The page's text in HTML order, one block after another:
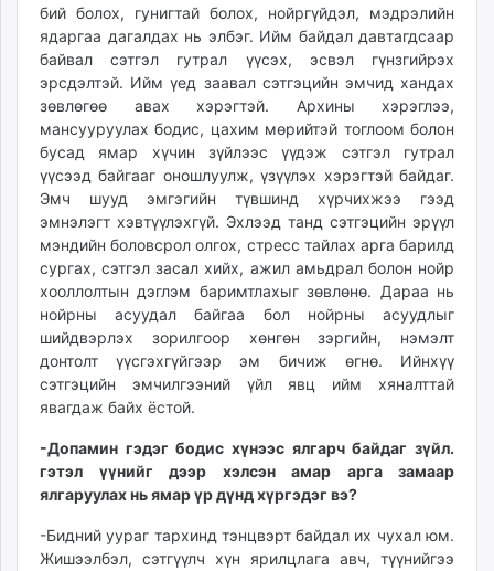
бий болох, гунигтай болох, нойргүйдэл, мэдрэлийн
ядаргаа дагалдах нь элбэг. Ийм байдал давтагдсаар
байвал сэтгэл гутрал үүсэх, эсвэл гүнзгийрэх
эрсдэлтэй. Ийм үед заавал сэтгэцийн эмчид хандах
зөвлөгөө авах хэрэгтэй. Архины хэрэглээ,
мансууруулах бодис, цахим мөрийтэй тоглоом болон
бусад ямар хүчин зүйлээс үүдэж сэтгэл гутрал
үүсээд байгааг оношлуулж, үзүүлэх хэрэгтэй байдаг.
Эмч шууд эмгэгийн түвшинд хүрчихжээ гээд
эмнэлэгт хэвтүүлэхгүй. Эхлээд танд сэтгэцийн эрүүл
мэндийн боловсрол олгох, стресс тайлах арга барилд
сургах, сэтгэл засал хийх, ажил амьдрал болон нойр
хооллолтын дэглэм баримтлахыг зөвлөнө. Дараа нь
нойрны асуудал байгаа бол нойрны асуудлыг
шийдвэрлэх зорилгоор хөнгөн зэргийн, нэмэлт
донтолт үүсгэхгүйгээр эм бичиж өгнө. Ийнхүү
сэтгэцийн эмчилгээний үйл явц ийм хяналттай
явагдаж байх ёстой.
-Допамин гэдэг бодис хүнээс ялгарч байдаг зүйл.
гэтэл үүнийг дээр хэлсэн амар арга замаар
ялгаруулах нь ямар үр дүнд хүргэдэг вэ?
-Бидний уураг тархинд тэнцвэрт байдал их чухал юм.
Жишээлбэл, сэтгүүлч хүн ярилцлага авч, түүнийгээ